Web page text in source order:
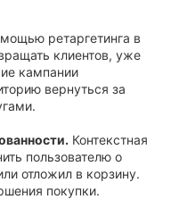
ретаргетинга в
клиентов, уже
кампании
вернуться за
Контекстная
пользователю о
отложил в корзину.
покупки.